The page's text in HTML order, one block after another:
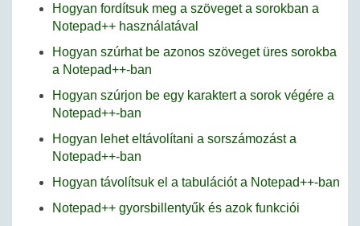
Hogyan fordítsuk meg a szöveget a sorokban a
Notepad++ használatával
Hogyan szúrhat be azonos szöveget üres sorokba
a Notepad++-ban
Hogyan szúrjon be egy karaktert a sorok végére a
Notepad++-ban
Hogyan lehet eltávolítani a sorszámozást a
Notepad++-ban
Hogyan távolítsuk el a tabulációt a Notepad++-ban
Notepad++ gyorsbillentyűk és azok funkciói